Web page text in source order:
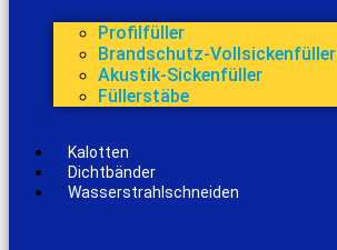
Profilfüller
Brandschutz-Vollsickenfüller
Akustik-Sickenfüller
Füllerstäbe
Kalotten
Dichtbänder
Wasserstrahlschneiden